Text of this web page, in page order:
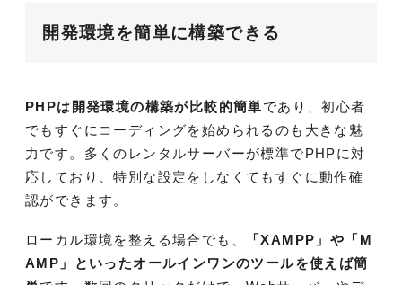
開発環境を簡単に構築できる
PHPは開発環境の構築が比較的簡単であり、初心者
でもすぐにコーディングを始められるのも大きな魅
力です。多くのレンタルサーバーが標準でPHPに対
応しており、特別な設定をしなくてもすぐに動作確
認ができます。
ローカル環境を整える場合でも、
「XAMPP」や「M
AMP」といったオールインワンのツールを使えば簡